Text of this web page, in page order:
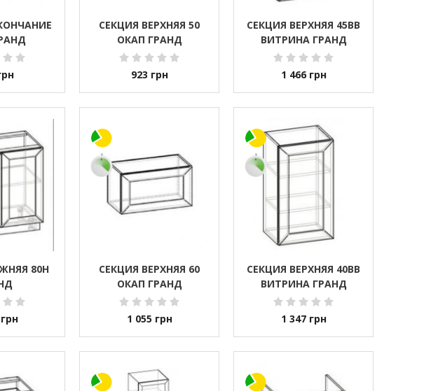
СЕКЦИЯ ВЕРХНЯЯ 50
ОКАП ГРАНД
923 грн
СЕКЦИЯ ВЕРХНЯЯ 45ВВ
ВИТРИНА ГРАНД
1 466 грн
80Н
грн
СЕКЦИЯ ВЕРХНЯЯ 60
ОКАП ГРАНД
1 055 грн
СЕКЦИЯ ВЕРХНЯЯ 40ВВ
ВИТРИНА ГРАНД
1 347 грн